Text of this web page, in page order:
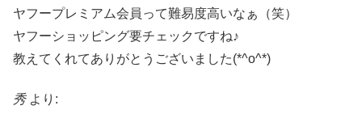
ヤフープレミアム会員って難易度高いなぁ（笑）
ヤフーショッピング要チェックですね♪
教えてくれてありがとうございました(*^o^*)
秀 より: